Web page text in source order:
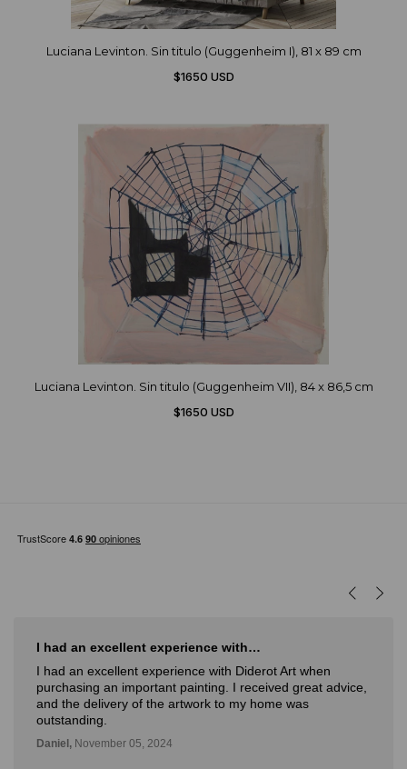
Luciana Levinton. Sin titulo (Guggenheim I), 81 x 89 cm
$1650 USD
Luciana Levinton. Sin titulo (Guggenheim VII), 84 x 86,5 cm
$1650 USD
I had an excellent experience with…
I had an excellent experience with Diderot Art when
purchasing an important painting. I received great advice,
and the delivery of the artwork to my home was
outstanding.
Daniel, November 05, 2024